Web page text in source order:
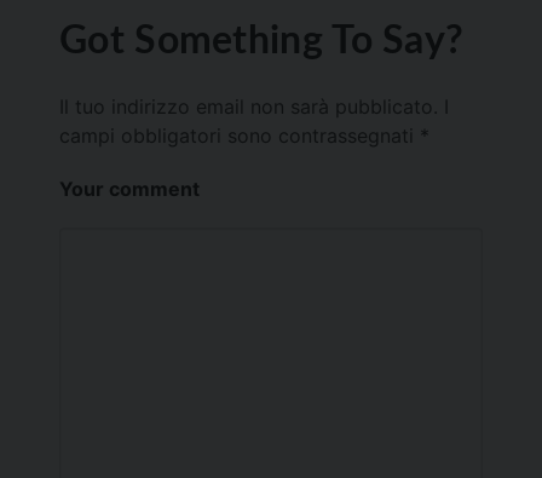
Got Something To Say?
Il tuo indirizzo email non sarà pubblicato.
campi obbligatori sono contrassegnati *
Your comment